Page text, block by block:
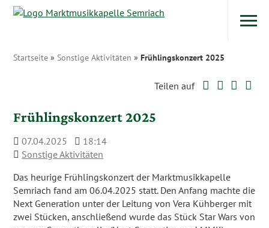
Startseite » Sonstige Aktivitäten »Frühlingskonzert 2025
Teilen auf TwitterFacebook
Frühlingskonzert 2025
07.04.2025
18:14
Sonstige Aktivitäten
Das heurige Frühlingskonzert der Marktmusikkapelle
Semriach fand am 06.04.2025 statt. Den Anfang machte die
Next Generation unter der Leitung von Vera Kühberger mit
zwei Stücken, anschließend wurde das Stück Star Wars von